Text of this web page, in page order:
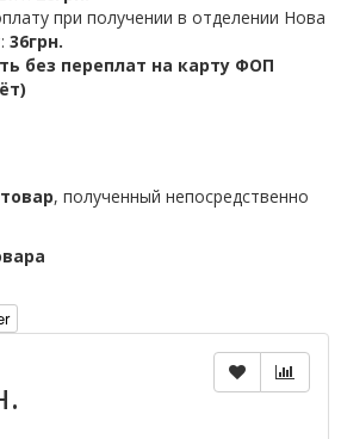
при получении в отделении Нова
36грн.
без переплат на карту ФОП
, полученный непосредственно